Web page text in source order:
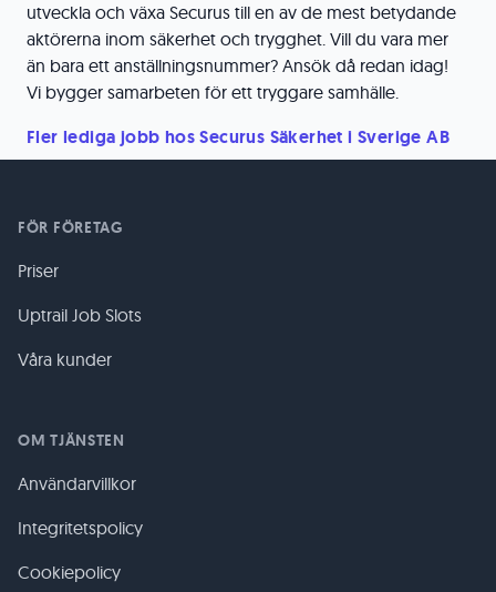
utveckla och växa Securus till en av de mest betydande
aktörerna inom säkerhet och trygghet. Vill du vara mer
än bara ett anställningsnummer? Ansök då redan idag!
Vi bygger samarbeten för ett tryggare samhälle.
Fler lediga jobb hos Securus Säkerhet i Sverige AB
FÖR FÖRETAG
Priser
Uptrail Job Slots
Våra kunder
OM TJÄNSTEN
Användarvillkor
Integritetspolicy
Cookiepolicy